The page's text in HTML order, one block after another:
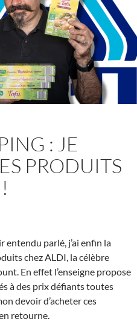
: JE
PRODUITS
entendu parlé, j’ai enfin la
chez ALDI, la célèbre
En effet l’enseigne propose
à des prix défiants toutes
devoir d’acheter ces
retourne.